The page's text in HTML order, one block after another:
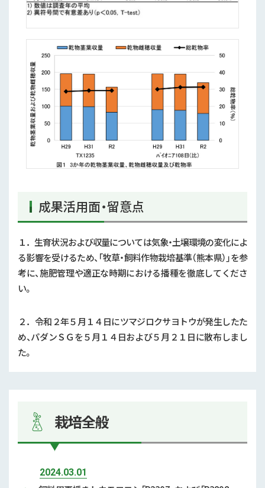
成果活用面・留意点
１．生育状況および収量については気象・土壌環境の変化によ
る影響を受けるため、「牧草・飼料作物栽培基準（熊本県）」を参
考に、施肥管理や適正な時期における播種を徹底してくださ
い。
２．令和２年５月１４日にツマジロクサヨトウが発生したた
め、パダンＳＧを５月１４日および５月２１日に散布しまし
た。
栽培全般
2024.03.01